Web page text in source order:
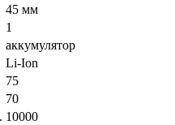
45 мм
1
аккумулятор
Li-Ion
75
70
10000